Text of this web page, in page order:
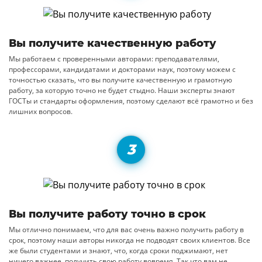
Вы получите качественную работу
Мы работаем с проверенными авторами: преподавателями,
профессорами, кандидатами и докторами наук, поэтому можем с
точностью сказать, что вы получите качественную и грамотную
работу, за которую точно не будет стыдно. Наши эксперты знают
ГОСТы и стандарты оформления, поэтому сделают всё грамотно и без
лишних вопросов.
Вы получите работу точно в срок
Мы отлично понимаем, что для вас очень важно получить работу в
срок, поэтому наши авторы никогда не подводят своих клиентов. Все
же были студентами и знают, что, когда сроки поджимают, нет